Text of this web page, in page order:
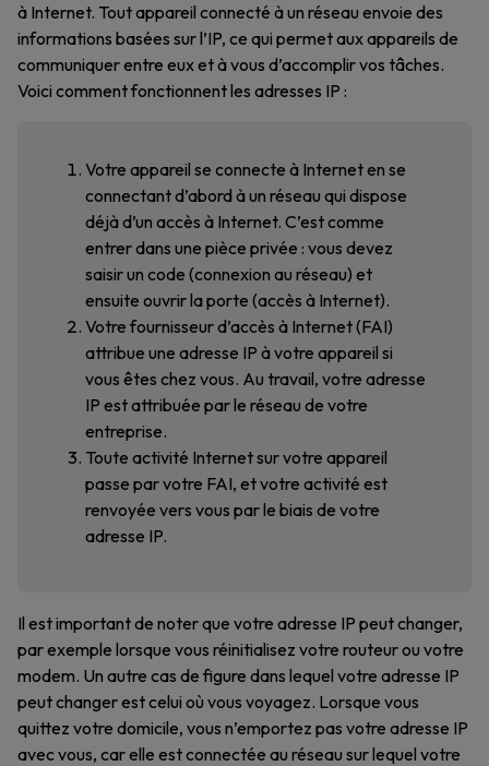
à Internet. Tout appareil connecté à un réseau envoie des
informations basées sur l’IP, ce qui permet aux appareils de
communiquer entre eux et à vous d’accomplir vos tâches.
Voici comment fonctionnent les adresses IP :
Votre appareil se connecte à Internet en se
connectant d’abord à un réseau qui dispose
déjà d’un accès à Internet. C’est comme
entrer dans une pièce privée : vous devez
saisir un code (connexion au réseau) et
ensuite ouvrir la porte (accès à Internet).
Votre fournisseur d’accès à Internet (FAI)
attribue une adresse IP à votre appareil si
vous êtes chez vous. Au travail, votre adresse
IP est attribuée par le réseau de votre
entreprise.
Toute activité Internet sur votre appareil
passe par votre FAI, et votre activité est
renvoyée vers vous par le biais de votre
adresse IP.
Il est important de noter que votre adresse IP peut changer,
par exemple lorsque vous réinitialisez votre routeur ou votre
modem. Un autre cas de figure dans lequel votre adresse IP
peut changer est celui où vous voyagez. Lorsque vous
quittez votre domicile, vous n’emportez pas votre adresse IP
avec vous, car elle est connectée au réseau sur lequel votre